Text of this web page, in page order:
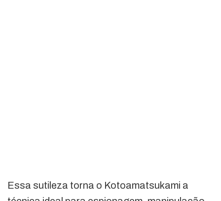
Essa sutileza torna o Kotoamatsukami a